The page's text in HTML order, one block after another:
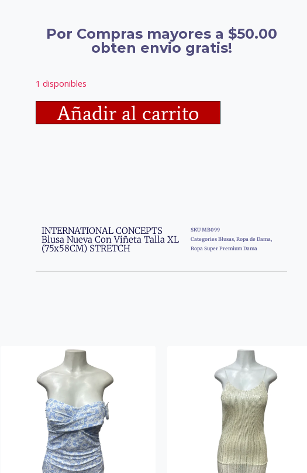
Por Compras mayores a $50.00
obten envio gratis!
1 disponibles
Añadir al carrito
INTERNATIONAL CONCEPTS
Blusa Nueva Con Viñeta Talla XL
(75x58CM) STRETCH
SKU MB099
Categories Blusas, Ropa de Dama,
Ropa Super Premium Dama